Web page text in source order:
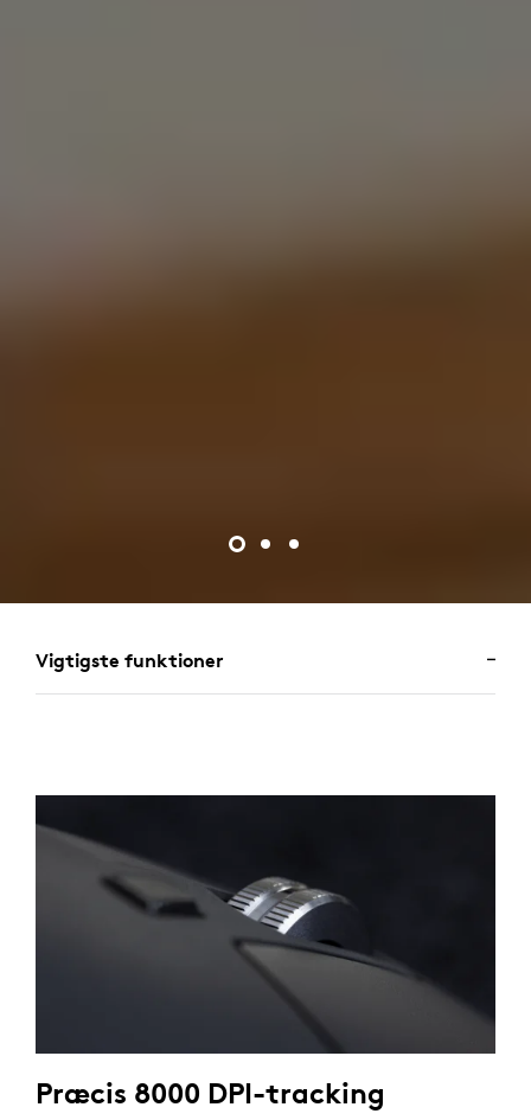
Vigtigste funktioner
Præcis 8000 DPI-tracking